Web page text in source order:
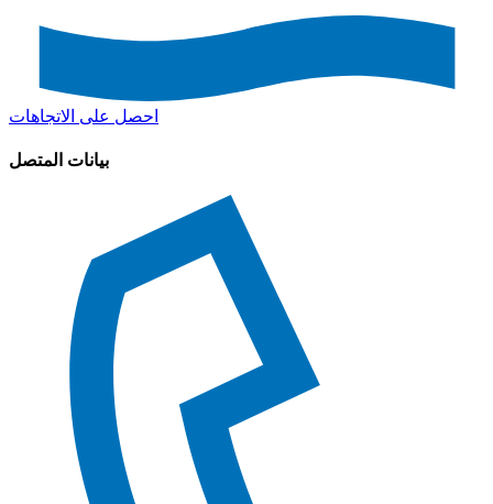
احصل على الاتجاهات
بيانات المتصل